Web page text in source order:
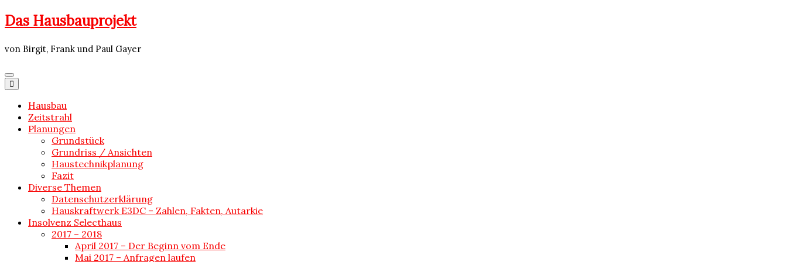
Skip
to
Das Hausbauprojekt
von Birgit, Frank und Paul Gayer
Hausbau
Zeitstrahl
Planungen
Grundstück
Grundriss / Ansichten
Haustechnikplanung
Fazit
Diverse Themen
Datenschutzerklärung
Hauskraftwerk E3DC – Zahlen, Fakten, Autarkie
Insolvenz Selecthaus
2017 – 2018
April 2017 – Der Beginn vom Ende
Mai 2017 – Anfragen laufen